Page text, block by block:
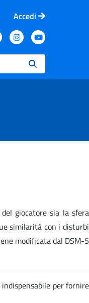
Accedi
giocatore sia la sfera
similarità con i disturbi
modificata dal DSM-5
per fornire